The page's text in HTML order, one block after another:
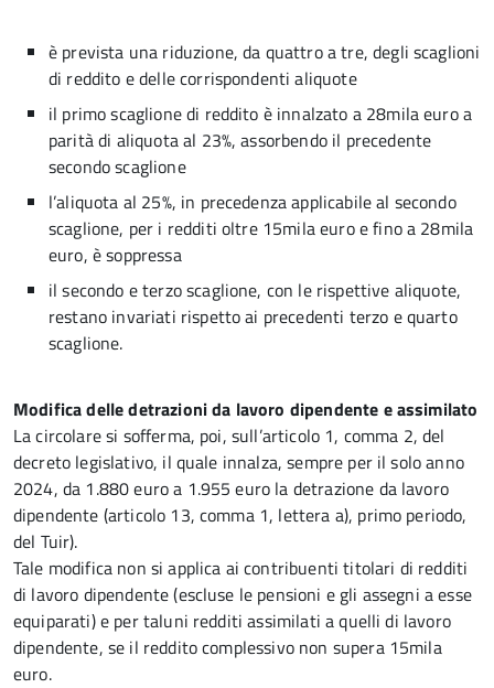
è prevista una riduzione, da quattro a tre, degli scaglioni
di reddito e delle corrispondenti aliquote
il primo scaglione di reddito è innalzato a 28mila euro a
parità di aliquota al 23%, assorbendo il precedente
secondo scaglione
l’aliquota al 25%, in precedenza applicabile al secondo
scaglione, per i redditi oltre 15mila euro e fino a 28mila
euro, è soppressa
il secondo e terzo scaglione, con le rispettive aliquote,
restano invariati rispetto ai precedenti terzo e quarto
scaglione.
Modifica delle detrazioni da lavoro dipendente e assimilato
La circolare si sofferma, poi, sull’articolo 1, comma 2, del
decreto legislativo, il quale innalza, sempre per il solo anno
2024, da 1.880 euro a 1.955 euro la detrazione da lavoro
dipendente (articolo 13, comma 1, lettera a), primo periodo,
del Tuir).
Tale modifica non si applica ai contribuenti titolari di redditi
di lavoro dipendente (escluse le pensioni e gli assegni a esse
equiparati) e per taluni redditi assimilati a quelli di lavoro
dipendente, se il reddito complessivo non supera 15mila
euro.